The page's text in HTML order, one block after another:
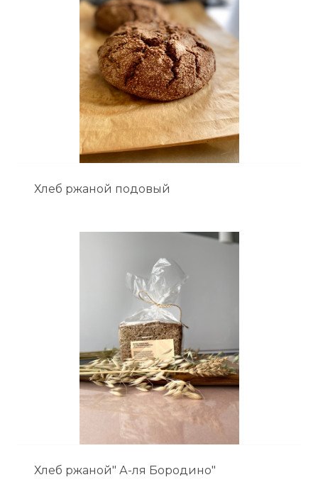
Хлеб ржаной подовый
Хлеб ржаной" А-ля Бородино"